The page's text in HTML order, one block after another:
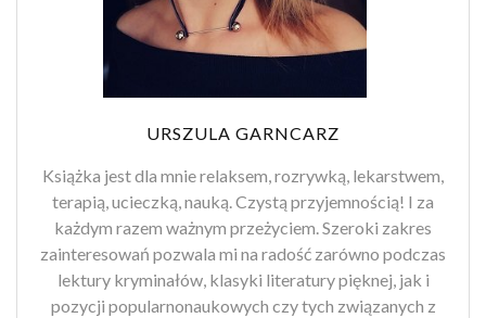
URSZULA GARNCARZ
Książka jest dla mnie relaksem, rozrywką, lekarstwem,
terapią, ucieczką, nauką. Czystą przyjemnością! I za
każdym razem ważnym przeżyciem. Szeroki zakres
zainteresowań pozwala mi na radość zarówno podczas
lektury kryminałów, klasyki literatury pięknej, jak i
pozycji popularnonaukowych czy tych związanych z